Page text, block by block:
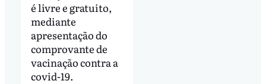
é livre e gratuito,
mediante
apresentação do
comprovante de
vacinação contra a
covid-19.